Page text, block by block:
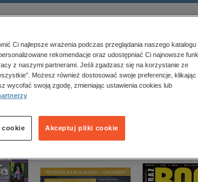
Ci najlepsze wrażenia podczas przeglądania naszego katalogu
rekomendacje oraz udostępniać Ci najnowsze
z naszymi partnerami. Jeśli zgadzasz się na korzystanie ze
Możesz również dostosować swoje preferencje, klikając
wycofać swoją zgodę, zmieniając ustawienia cookies lub
Akceptuj pliki cookie
cookie